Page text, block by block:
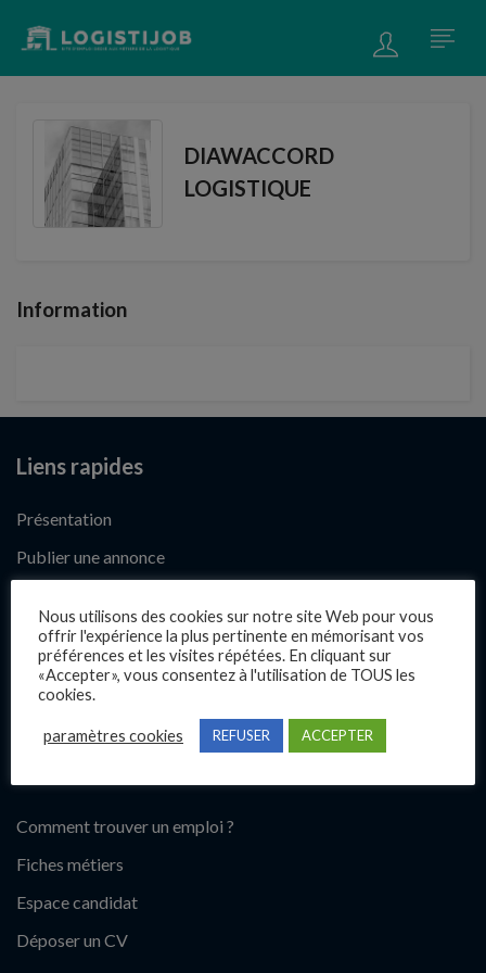
DIAWACCORD
LOGISTIQUE
Information
Liens rapides
Présentation
Publier une annonce
Questions fréquentes
Blog
Comment trouver un emploi ?
Fiches métiers
Espace candidat
Déposer un CV
Nous utilisons des cookies sur notre site Web pour vous
offrir l'expérience la plus pertinente en mémorisant vos
préférences et les visites répétées. En cliquant sur
«Accepter», vous consentez à l'utilisation de TOUS les
cookies.
paramètres cookies REFUSER ACCEPTER